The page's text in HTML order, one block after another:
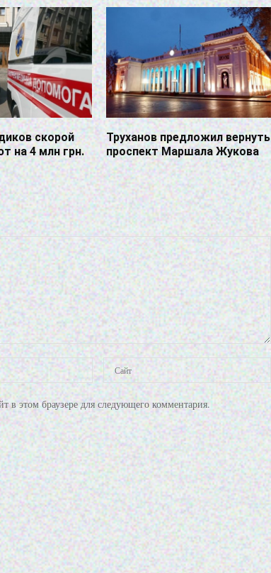
скорой
на 4 млн грн.
Труханов предложил вернуть
проспект Маршала Жукова
в этом браузере для следующего комментария.